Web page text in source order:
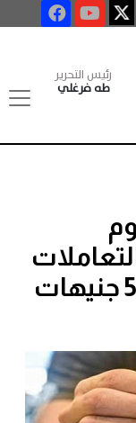
رئيس التحرير
طه فرغلي
خلال التعاملات